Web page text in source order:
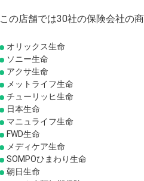
この店舗では30社の保険会社の
オリックス生命
ソニー生命
アクサ生命
メットライフ生命
チューリッヒ生命
日本生命
マニュライフ生命
FWD生命
メディケア生命
SOMPOひまわり生命
朝日生命